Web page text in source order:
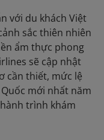
với du khách Việt
sắc thiên nhiên
ẩm thực phong
sẽ cập nhật
cần thiết, mức lệ
mới nhất năm
trình khám